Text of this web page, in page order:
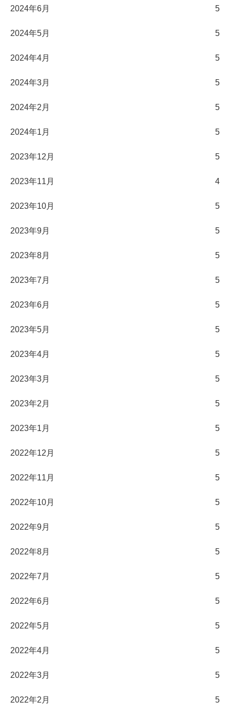
2024年6月 5
2024年5月 5
2024年4月 5
2024年3月 5
2024年2月 5
2024年1月 5
2023年12月 5
2023年11月 4
2023年10月 5
2023年9月 5
2023年8月 5
2023年7月 5
2023年6月 5
2023年5月 5
2023年4月 5
2023年3月 5
2023年2月 5
2023年1月 5
2022年12月 5
2022年11月 5
2022年10月 5
2022年9月 5
2022年8月 5
2022年7月 5
2022年6月 5
2022年5月 5
2022年4月 5
2022年3月 5
2022年2月 5